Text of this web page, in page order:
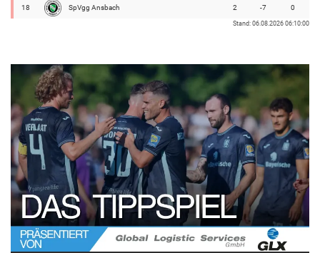
18 SpVgg Ansbach 2 -7 0
Stand: 06.08.2026 06:10:00